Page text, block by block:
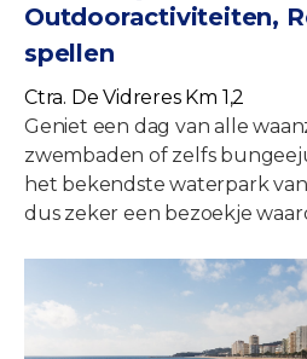
Outdooractiviteiten,
spellen
Ctra. De Vidreres Km 1,2
Geniet een dag van alle
zwembaden of zelfs
het bekendste waterpark van
dus zeker een bezoekje